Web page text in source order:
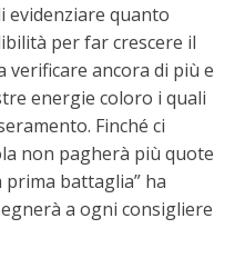
evidenziare quanto
per far crescere il
ancora di più e
energie coloro i quali
Finché ci
non pagherà più quote
prima battaglia” ha
a ogni consigliere